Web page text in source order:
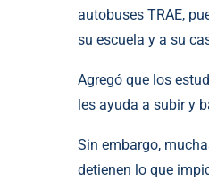
autobuses TRAE,
su escuela y a su
Agregó que los
les ayuda a subir y
Sin embargo,
detienen lo que